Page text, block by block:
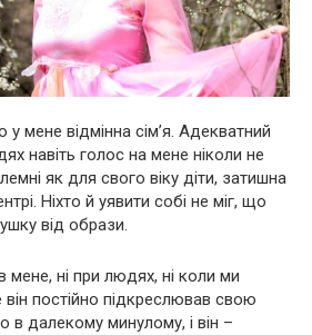
мене відмінна сім’я. Адекватний
навіть голос на мене ніколи не
як для свого віку діти, затишна
Ніхто й уявити собі не міг, що
від образи.
мене, ні при людях, ні коли ми
постійно підкреслював свою
в далекому минулому, і він –